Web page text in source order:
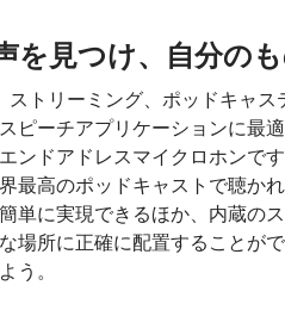
を見つけ、自分の
ストリーミング、ポッドキャ
ピーチアプリケーションに最
ンドアドレスマイクロホンで
最高のポッドキャストで聴か
単に実現できるほか、内蔵の
場所に正確に配置することが
う。